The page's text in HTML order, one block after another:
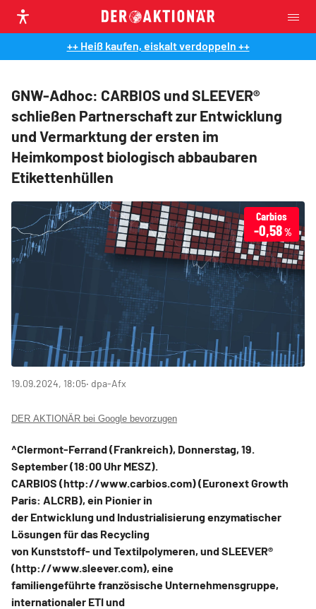
++ Heiß kaufen, eiskalt verdoppeln ++
GNW-Adhoc: CARBIOS und SLEEVER®
schließen Partnerschaft zur Entwicklung
und Vermarktung der ersten im
Heimkompost biologisch abbaubaren
Etikettenhüllen
Carbios
-0,58%
19.09.2024, 18:05‧ dpa-Afx
DER AKTIONÄR bei Google bevorzugen
^Clermont-Ferrand (Frankreich), Donnerstag, 19.
September (18:00 Uhr MESZ).
CARBIOS (http://www.carbios.com) (Euronext Growth
Paris: ALCRB), ein Pionier in
der Entwicklung und Industrialisierung enzymatischer
Lösungen für das Recycling
von Kunststoff- und Textilpolymeren, und SLEEVER®
(http://www.sleever.com), eine
familiengeführte französische Unternehmensgruppe,
internationaler ETI und